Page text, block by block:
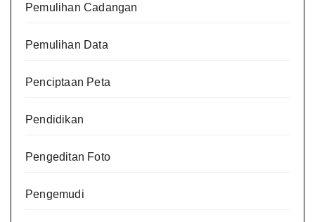
Pemulihan Cadangan
Pemulihan Data
Penciptaan Peta
Pendidikan
Pengeditan Foto
Pengemudi